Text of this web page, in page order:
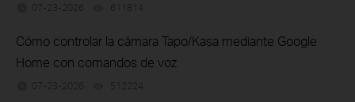
07-23-2026 611814
Cómo controlar la cámara Tapo/Kasa mediante Google
Home con comandos de voz
07-23-2026 512224